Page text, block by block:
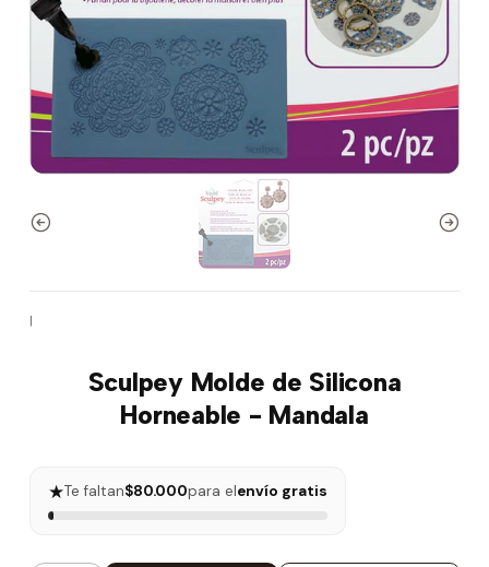
|
Sculpey Molde de Silicona
Horneable - Mandala
★Te faltan$80.000para elenvío gratis